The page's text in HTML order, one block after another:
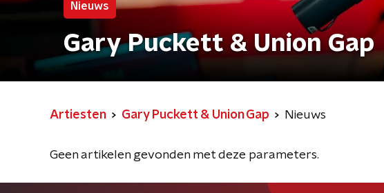
Nieuws
Gary Puckett & Union Gap
Artiesten Gary Puckett & Union Gap Nieuws
Geen artikelen gevonden met deze parameters.